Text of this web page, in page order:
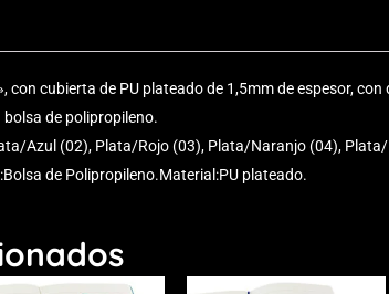
con cubierta de PU plateado de 1,5mm de espesor,
de polipropileno.
Azul (02), Plata/Rojo (03), Plata/Naranjo (04),
de Polipropileno.Material:PU plateado.